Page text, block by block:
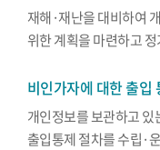
재해·재난을 대비하여
위한 계획을 마련하고
비인가자에 대한 출입
개인정보를 보관하고 있
출입통제 절차를 수립·